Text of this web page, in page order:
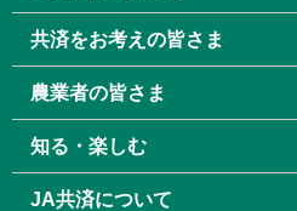
共済をお考えの皆さま
農業者の皆さま
知る・楽しむ
JA共済について